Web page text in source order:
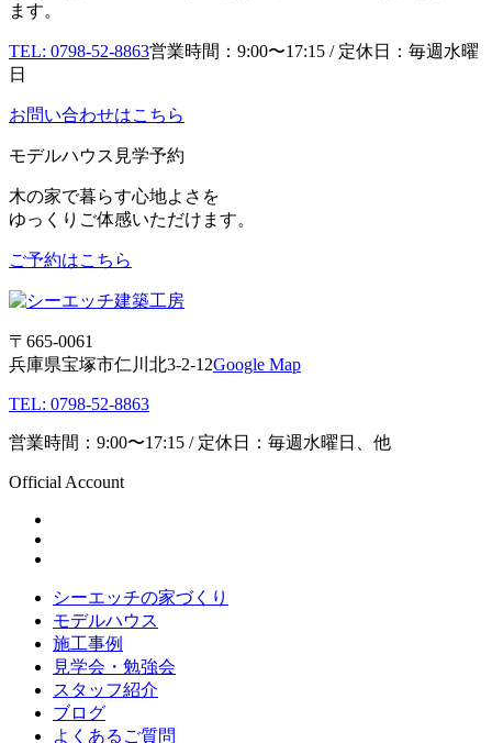
ます。
TEL: 0798-52-8863営業時間：9:00〜17:15 / 定休日：毎週水曜
日
お問い合わせはこちら
モデルハウス見学予約
木の家で暮らす心地よさを
ゆっくりご体感いただけます。
ご予約はこちら
〒665-0061
兵庫県宝塚市仁川北3-2-12Google Map
TEL: 0798-52-8863
営業時間：9:00〜17:15 / 定休日：毎週水曜日、他
Official Account
シーエッチの家づくり
モデルハウス
施工事例
見学会・勉強会
スタッフ紹介
ブログ
よくあるご質問